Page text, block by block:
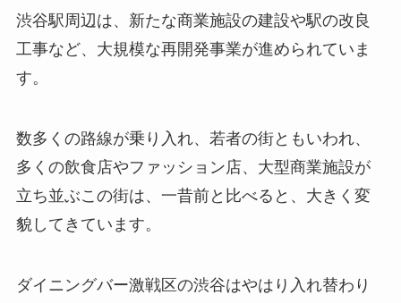
渋谷駅周辺は、新たな商業施設の建設や駅の改良
工事など、大規模な再開発事業が進められていま
す。
数多くの路線が乗り入れ、若者の街ともいわれ、
多くの飲食店やファッション店、大型商業施設が
立ち並ぶこの街は、一昔前と比べると、大きく変
貌してきています。
ダイニングバー激戦区の渋谷はやはり入れ替わり